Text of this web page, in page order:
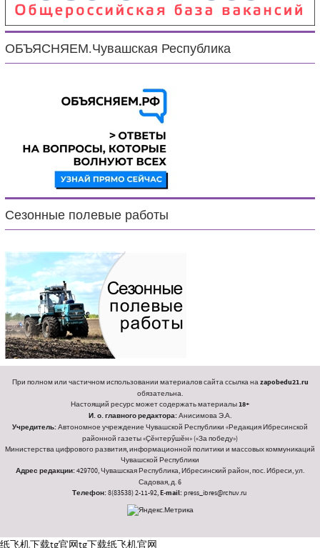
ОБЪЯСНЯЕМ.Чувашская Республика
Сезонные полевые работы
При полном или частичном использовании материалов сайта ссылка наzapobedu21.ru
обязательна.
Настоящий ресурс может содержать материалы18+
И. о. главного редактора:Анисимова Э.А.
Учредитель:Автономное учреждение Чувашской Республики «Редакция Ибресинской
районной газеты «Ҫӗнтерӳшӗн» («За победу»)
Министерства цифрового развития, информационной политики и массовых коммуникаций
Чувашской Республики
Адрес редакции:429700, Чувашская Республика, Ибресинский район, пос. Ибреси, ул.
Садовая, д. 6
Телефон:8(83538) 2-11-92,E-mail:press_ibres@rchuv.ru
纸飞机下载tg官网tg下载纸飞机官网